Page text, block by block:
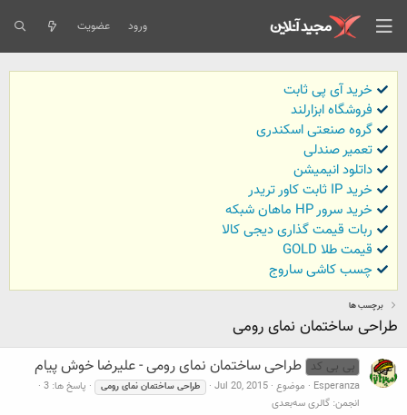
ورود عضویت
خرید آی پی ثابت
فروشگاه ابزارلند
گروه صنعتی اسکندری
تعمیر صندلی
داتلود انیمیشن
خرید IP ثابت کاور تریدر
خرید سرور HP ماهان شبکه
ربات قیمت گذاری دیجی کالا
قیمت طلا GOLD
چسب کاشی ساروج
برچسب ها
طراحی ساختمان نمای رومی
بی بی کد طراحی ساختمان نمای رومی - علیرضا خوش پیام
Esperanza موضوع Jul 20, 2015 طراحی ساختمان نمای رومی
پاسخ ها: 3
انجمن: گالری سه‌بعدی